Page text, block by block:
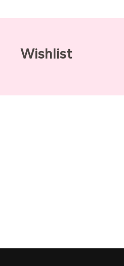
Wishlist